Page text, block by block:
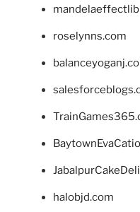
roselynns.com
halobjd.com